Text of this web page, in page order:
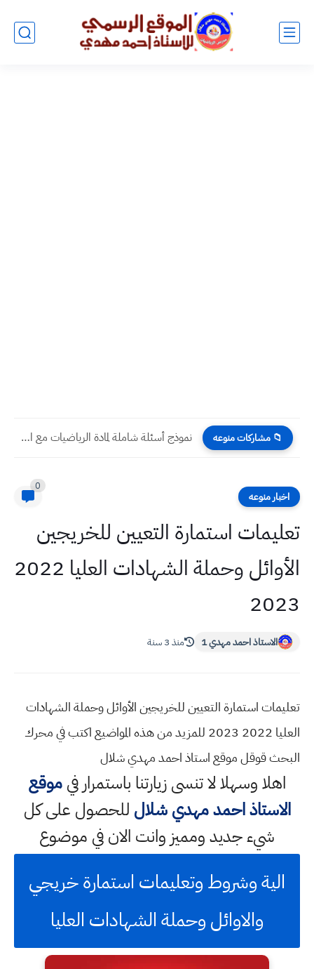
📁 مشاركات منوعه نموذج أسئلة شاملة لمادة الرياضيات مع الأجوبة النموذجية لتلاميذ السادس...
اخبار منوعه
0
تعليمات استمارة التعيين للخريجين
الأوائل وحملة الشهادات العليا 2022
2023
الاستاذ احمد مهدي 1 منذ 3 سنة
تعليمات استمارة التعيين للخريجين الأوائل وحملة الشهادات
العليا 2022 2023 للمزيد من هذه المواضيع اكتب في محرك
البحث قوقل موقع استاذ احمد مهدي شلال
اهلا وسهلالا تنسى زيارتنا باستمرار فيموقع
الاستاذ احمد مهدي شلال للحصول على كل
شيء جديد ومميز وانت الان في موضوع
الية وشروط وتعليمات استمارة خريجي
والاوائل وحملة الشهادات العليا